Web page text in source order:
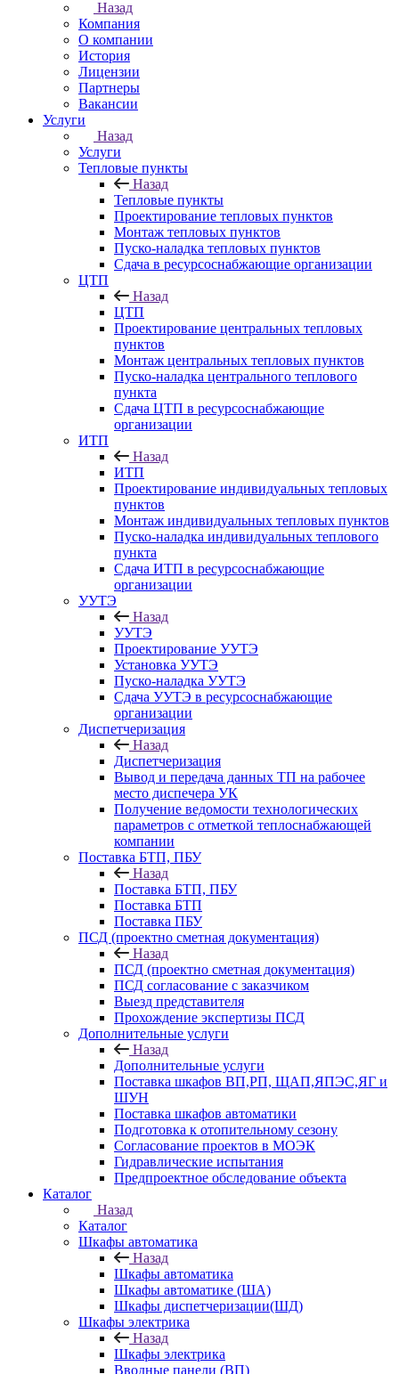
Назад
Компания
О компании
История
Лицензии
Партнеры
Вакансии
Услуги
Назад
Услуги
Тепловые пункты
Назад
Тепловые пункты
Проектирование тепловых пунктов
Монтаж тепловых пунктов
Пуско-наладка тепловых пунктов
Сдача в ресурсоснабжающие организации
ЦТП
Назад
ЦТП
Проектирование центральных тепловых
пунктов
Монтаж центральных тепловых пунктов
Пуско-наладка центрального теплового
пункта
Сдача ЦТП в ресурсоснабжающие
организации
ИТП
Назад
ИТП
Проектирование индивидуальных тепловых
пунктов
Монтаж индивидуальных тепловых пунктов
Пуско-наладка индивидуальных теплового
пункта
Сдача ИТП в ресурсоснабжающие
организации
УУТЭ
Назад
УУТЭ
Проектирование УУТЭ
Установка УУТЭ
Пуско-наладка УУТЭ
Сдача УУТЭ в ресурсоснабжающие
организации
Диспетчеризация
Назад
Диспетчеризация
Вывод и передача данных ТП на рабочее
место диспечера УК
Получение ведомости технологических
параметров с отметкой теплоснабжающей
компании
Поставка БТП, ПБУ
Назад
Поставка БТП, ПБУ
Поставка БТП
Поставка ПБУ
ПСД (проектно сметная документация)
Назад
ПСД (проектно сметная документация)
ПСД согласование с заказчиком
Выезд представителя
Прохождение экспертизы ПСД
Дополнительные услуги
Назад
Дополнительные услуги
Поставка шкафов ВП,РП, ЩАП,ЯПЭС,ЯГ и
ШУН
Поставка шкафов автоматики
Подготовка к отопительному сезону
Согласование проектов в МОЭК
Гидравлические испытания
Предпроектное обследование объекта
Каталог
Назад
Каталог
Шкафы автоматика
Назад
Шкафы автоматика
Шкафы автоматике (ША)
Шкафы диспетчеризации(ШД)
Шкафы электрика
Назад
Шкафы электрика
Вводные панели (ВП)